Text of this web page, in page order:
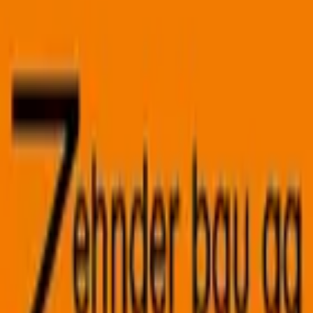
construction située à Birmensdorf, dans le canton de
Zurich. Implantée au 5, Risirainstrasse, cette société...
Voir détails
Zehnder Bau AG
Depuis sa création en 1992, Zehnder Bau AG s’impose
comme une entreprise de construction de référence
dans la région Zurich-Argovie, plus précisément ...
Hans Stutz-Strasse 1, 8903 Birmensdorf ZH
Voir détails
Autres villes deZurich
avec des